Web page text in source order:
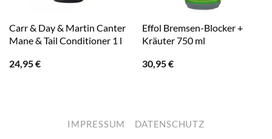
Carr & Day & Martin Canter
Mane & Tail Conditioner 1 l
24,95€
Effol Bremsen-Blocker +
Kräuter 750 ml
30,95€
IMPRESSUM DATENSCHUTZ